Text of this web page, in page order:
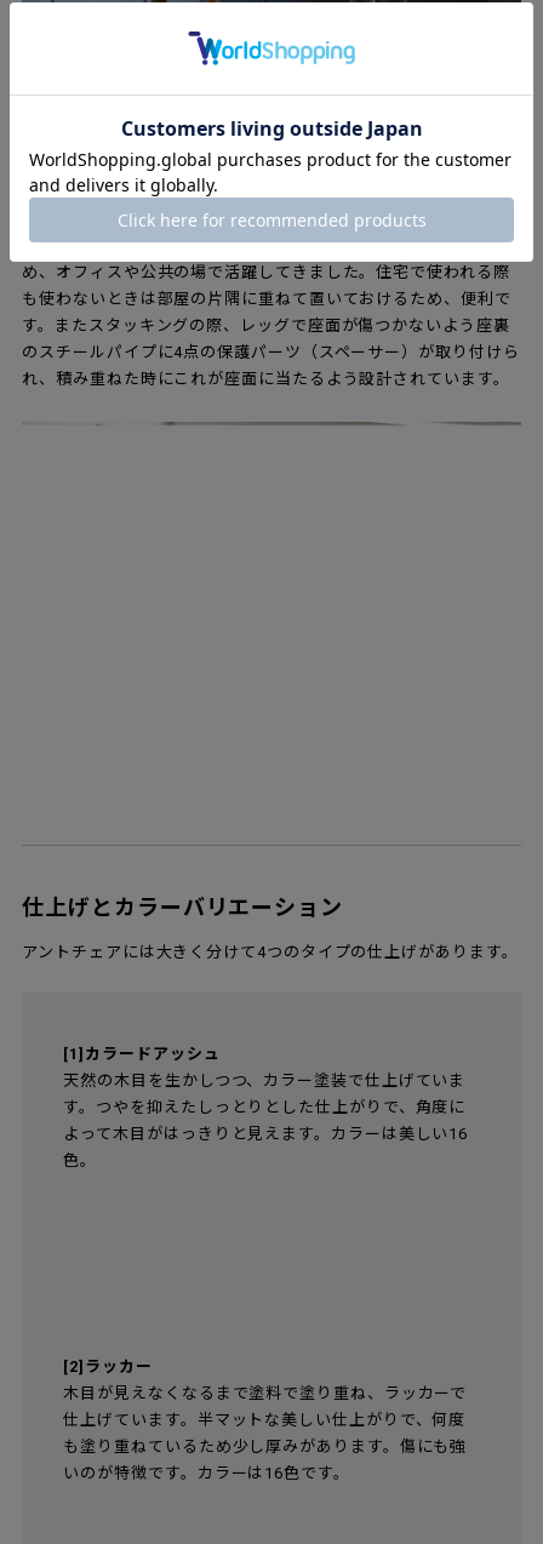
スタッキング機能
アントチェアは最大12脚まで、スタッキングができます。軽量で
小ぶりな上、積み重ねた状態でもデザイン性が損なわれないた
め、オフィスや公共の場で活躍してきました。住宅で使われる際
も使わないときは部屋の片隅に重ねて置いておけるため、便利で
す。またスタッキングの際、レッグで座面が傷つかないよう座裏
のスチールパイプに4点の保護パーツ（スペーサー）が取り付けら
れ、積み重ねた時にこれが座面に当たるよう設計されています。
仕上げとカラーバリエーション
アントチェアには大きく分けて4つのタイプの仕上げがあります。
[1]カラードアッシュ
天然の木目を生かしつつ、カラー塗装で仕上げていま
す。つやを抑えたしっとりとした仕上がりで、角度に
よって木目がはっきりと見えます。カラーは美しい16
色。
[2]ラッカー
木目が見えなくなるまで塗料で塗り重ね、ラッカーで
仕上げています。半マットな美しい仕上がりで、何度
も塗り重ねているため少し厚みがあります。傷にも強
いのが特徴です。カラーは16色です。